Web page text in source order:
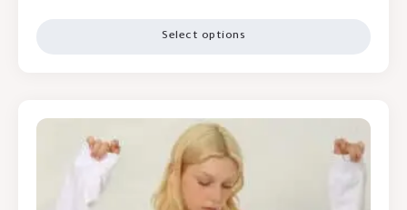
Select options